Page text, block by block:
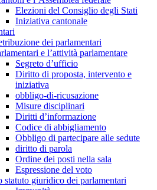
Elezioni del Consiglio degli Stati
Iniziativa cantonale
dei parlamentari
e l’attività parlamentare
Segreto d’ufficio
Diritto di proposta, intervento e
iniziativa
obbligo-di-ricusazione
Misure disciplinari
Diritti d’informazione
Codice di abbigliamento
Obbligo di partecipare alle sedute
diritto di parola
Ordine dei posti nella sala
Espressione del voto
statuto giuridico dei parlamentari